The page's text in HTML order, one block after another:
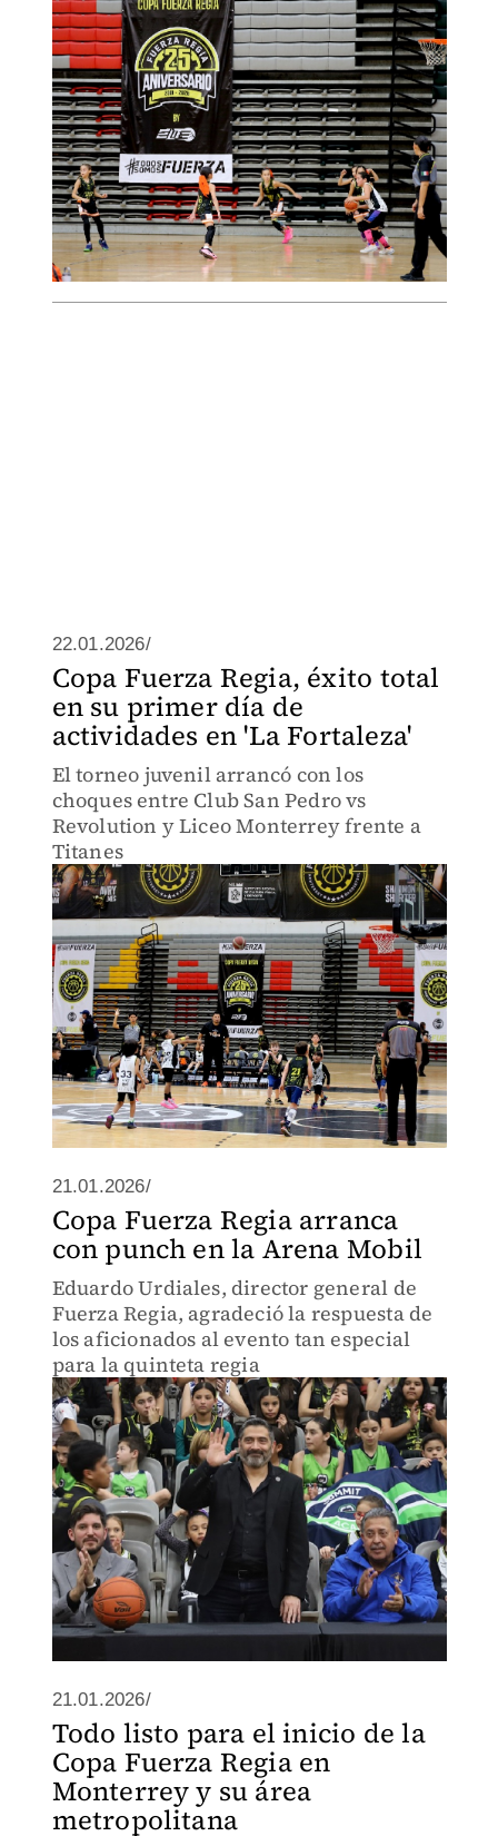
22.01.2026/
Copa Fuerza Regia, éxito total
en su primer día de
actividades en 'La Fortaleza'
El torneo juvenil arrancó con los
choques entre Club San Pedro vs
Revolution y Liceo Monterrey frente a
Titanes
21.01.2026/
Copa Fuerza Regia arranca
con punch en la Arena Mobil
Eduardo Urdiales, director general de
Fuerza Regia, agradeció la respuesta de
los aficionados al evento tan especial
para la quinteta regia
21.01.2026/
Todo listo para el inicio de la
Copa Fuerza Regia en
Monterrey y su área
metropolitana